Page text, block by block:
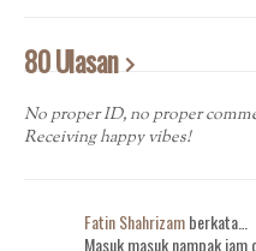
80 Ulasan
No proper ID, no proper
Receiving happy vibes!
Fatin Shahrizamberkata…
Masuk masuk nampak